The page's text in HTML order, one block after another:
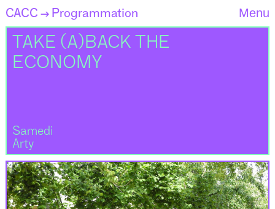
CACC →Programmation Menu
TAKE (A)BACK THE
ECONOMY
Samedi
Arty